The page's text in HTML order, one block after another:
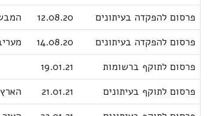
פרסום להפקדה בעיתונים
12.08.20
פרסום להפקדה בעיתונים
14.08.20
פרסום לתוקף ברשומות
19.01.21
פרסום לתוקף בעיתונים
21.01.21
הארץ